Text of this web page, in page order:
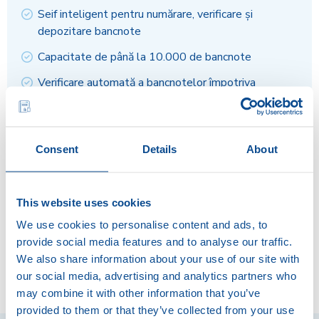
Consent Details About
This website uses cookies
We use cookies to personalise content and ads, to
provide social media features and to analyse our traffic.
We also share information about your use of our site with
our social media, advertising and analytics partners who
may combine it with other information that you’ve
provided to them or that they’ve collected from your use
Seif inteligent pentru numărare, verificare și
depozitare bancnote
Capacitate de până la 10.000 de bancnote
Verificare automată a bancnotelor împotriva
Fonduri disponibile rapid în contul bancar
Asigurare inclusă
Disponibil pe bază de abonament lunar